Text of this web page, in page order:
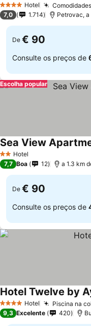
4 EstrelasHotel
7,0 1.714 Petrovac,
De € 90
Consulte os preços de
Escolha popular
2 Estrelas
Hotel
Sea View
7,7 Boa 12 a 1.3 km
De € 90
Consulte os preços de
4 EstrelasHotel Piscina na
Hotel Twelve by
9,3 Excelente 420